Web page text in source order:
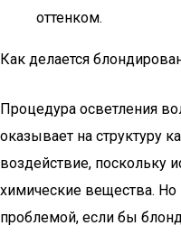
оттенком.
Как делается
Процедура осветления
оказывает на структуру
воздействие, поскольку
химические вещества.
проблемой, если бы